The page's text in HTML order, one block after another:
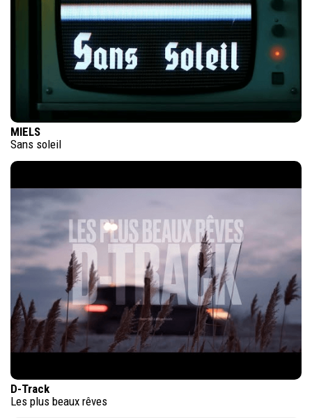
MIELS
Sans soleil
D-Track
Les plus beaux rêves